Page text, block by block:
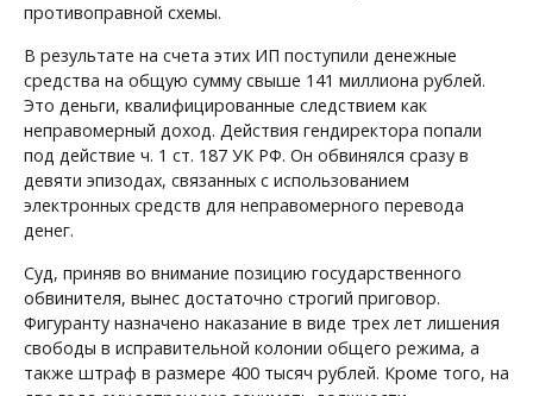
противоправной схемы.
В результате на счета этих ИП поступили денежные
средства на общую сумму свыше 141 миллиона рублей.
Это деньги, квалифицированные следствием как
неправомерный доход. Действия гендиректора попали
под действие ч. 1 ст. 187 УК РФ. Он обвинялся сразу в
девяти эпизодах, связанных с использованием
электронных средств для неправомерного перевода
денег.
Суд, приняв во внимание позицию государственного
обвинителя, вынес достаточно строгий приговор.
Фигуранту назначено наказание в виде трех лет лишения
свободы в исправительной колонии общего режима, а
также штраф в размере 400 тысяч рублей. Кроме того, на